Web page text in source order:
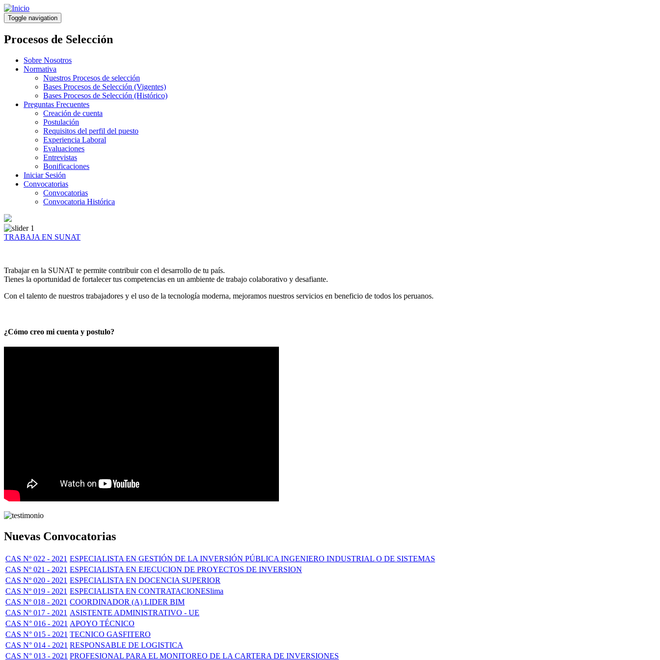
Pasar
al
contenido
principal
Toggle navigation
Procesos de Selección
Sobre Nosotros
Normativa
Nuestros Procesos de selección
Bases Procesos de Selección (Vigentes)
Bases Procesos de Selección (Histórico)
Preguntas Frecuentes
Creación de cuenta
Postulación
Requisitos del perfil del puesto
Experiencia Laboral
Evaluaciones
Entrevistas
Bonificaciones
Iniciar Sesión
Convocatorias
Convocatorias
Convocatoria Histórica
TRABAJA EN SUNAT
Trabajar en la SUNAT te permite contribuir con el desarrollo de tu país.
Tienes la oportunidad de fortalecer tus competencias en un ambiente de trabajo colaborativo y desafiante.
Con el talento de nuestros trabajadores y el uso de la tecnología moderna, mejoramos nuestros servicios en beneficio de todos los peruanos.
¿Cómo creo mi cuenta y postulo?
Nuevas Convocatorias
CAS Nº 022 - 2021 ESPECIALISTA EN GESTIÓN DE LA INVERSIÓN PÚBLICA INGENIERO INDUSTRIAL O DE SISTEMAS
CAS Nº 021 - 2021 ESPECIALISTA EN EJECUCION DE PROYECTOS DE INVERSION
CAS Nº 020 - 2021 ESPECIALISTA EN DOCENCIA SUPERIOR
CAS Nº 019 - 2021 ESPECIALISTA EN CONTRATACIONESlima
CAS Nº 018 - 2021 COORDINADOR (A) LIDER BIM
CAS Nº 017 - 2021 ASISTENTE ADMINISTRATIVO - UE
CAS N° 016 - 2021 APOYO TÉCNICO
CAS N° 015 - 2021 TECNICO GASFITERO
CAS N° 014 - 2021 RESPONSABLE DE LOGISTICA
CAS N° 013 - 2021 PROFESIONAL PARA EL MONITOREO DE LA CARTERA DE INVERSIONES